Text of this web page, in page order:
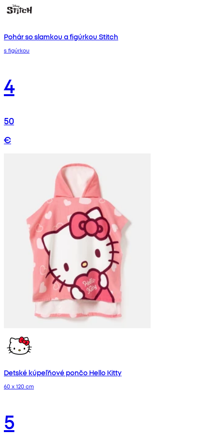
Pohár so slamkou a figúrkou Stitch
s figúrkou
4
50
€
Detské kúpeľňové pončo Hello Kitty
60 x 120 cm
5